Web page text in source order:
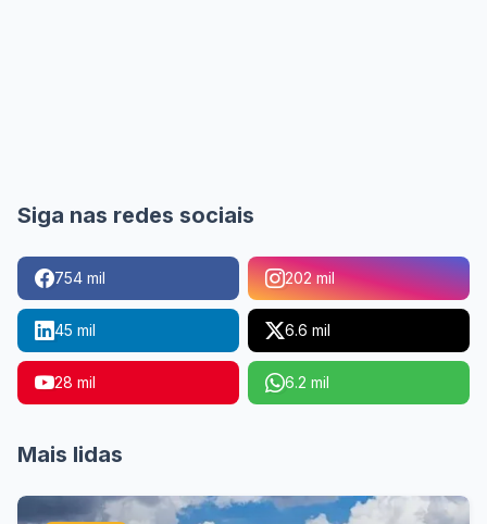
Siga nas redes sociais
754 mil 202 mil
45 mil 6.6 mil
28 mil 6.2 mil
Mais lidas